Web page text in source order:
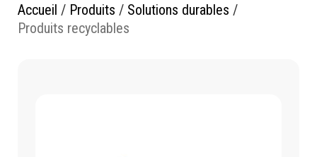
Accueil / Produits / Solutions durables /
Produits recyclables